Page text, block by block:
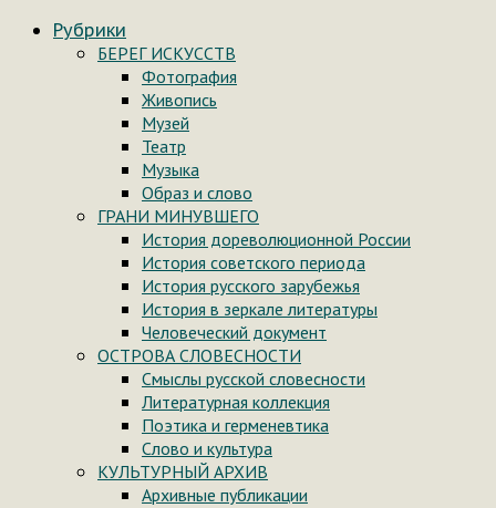
Рубрики
БЕРЕГ ИСКУССТВ
Фотография
Живопись
Музей
Театр
Музыка
Образ и слово
ГРАНИ МИНУВШЕГО
История дореволюционной России
История советского периода
История русского зарубежья
История в зеркале литературы
Человеческий документ
ОСТРОВА СЛОВЕСНОСТИ
Смыслы русской словесности
Литературная коллекция
Поэтика и герменевтика
Слово и культура
КУЛЬТУРНЫЙ АРХИВ
Архивные публикации